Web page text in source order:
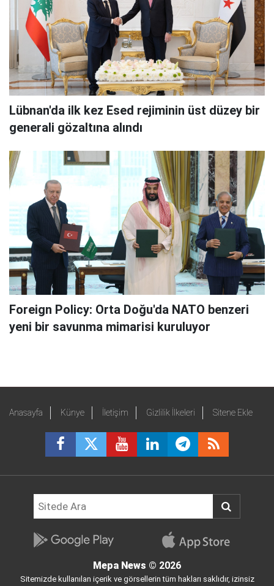
Lübnan'da ilk kez Esed rejiminin üst düzey bir
generali gözaltına alındı
Foreign Policy: Orta Doğu'da NATO benzeri
yeni bir savunma mimarisi kuruluyor
Anasayfa Künye İletişim Gizlilik İlkeleri Sitene Ekle
Mepa News © 2026
Sitemizde kullanılan içerik ve görsellerin tüm hakları saklıdır, izinsiz